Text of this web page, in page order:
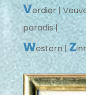
Verdier |
paradis |
Western |Z